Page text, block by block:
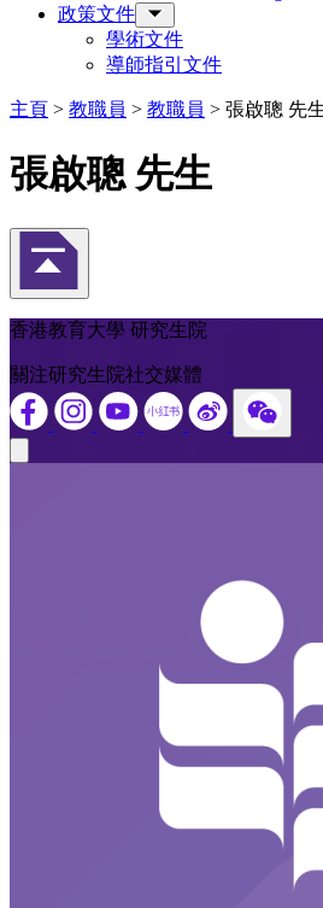
政策文件
學術文件
導師指引文件
主頁 > 教職員 > 教職員 > 張啟聰 先
張啟聰 先生
返回頁首
香港教育大學 研究生院
關注研究生院社交媒體
Close modal